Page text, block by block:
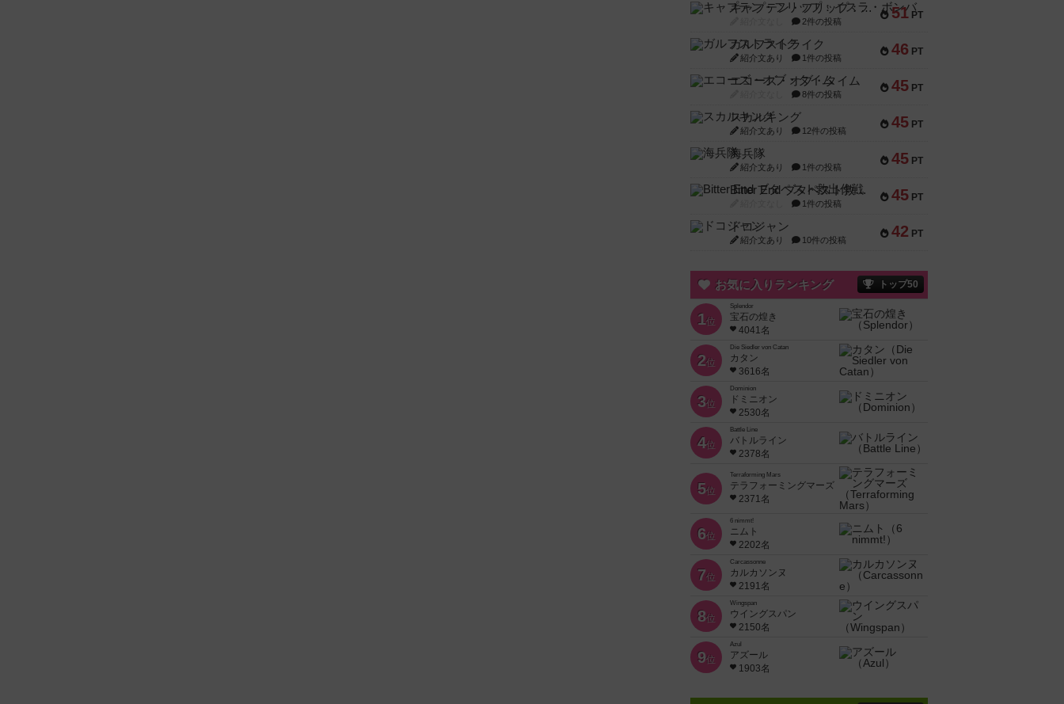
51 PT
キャプテン・フリップ：イスラ・ボンバ
2件の投稿
46 PT
ガルフストライク
紹介文あり 1件の投稿
45 PT
エコーズ・オブ・タイム
8件の投稿
45 PT
スカルキング
紹介文あり 12件の投稿
45 PT
海兵隊
紹介文あり 1件の投稿
45 PT
Bitter End ブタペスト救出作戦
1件の投稿
42 PT
ドコジャン
紹介文あり 10件の投稿
お気に入りランキング トップ50
1位
Splendor
宝石の煌き
4041名
2位
Die Siedler von Catan
カタン
3616名
3位
Dominion
ドミニオン
2530名
4位
Battle Line
バトルライン
2378名
5位
Terraforming Mars
テラフォーミングマーズ
2371名
6位
6 nimmt!
ニムト
2202名
7位
Carcassonne
カルカソンヌ
2191名
8位
Wingspan
ウイングスパン
2150名
9位
Azul
アズール
1903名